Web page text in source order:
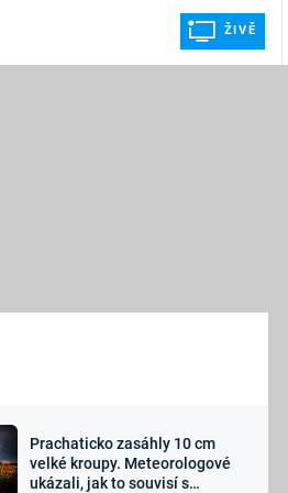
ŽIVĚ
Sledujte nás
Prachaticko zasáhly 10 cm
velké kroupy. Meteorologové
ukázali, jak to souvisí s